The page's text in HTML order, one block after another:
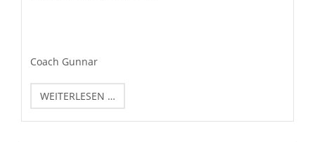
Coach Gunnar
WEITERLESEN …
MEISTERSCHAFTEN
U13